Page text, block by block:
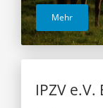
Mehr
IPZV